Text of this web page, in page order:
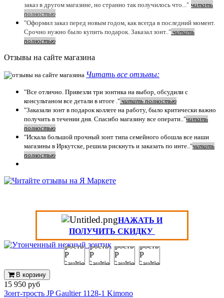
заказ в другом магазине, но странно так получилось что..." читать
полностью
"Оформил заказ перед новым годом, как всегда в последний момент.
Срочно нужно было купить подарок. Заказал зонт.." читать
полностью
Отзывы на сайте магазина
Читать все отзывы:
"Все отлично. Привезли три зонтика на выбор, обсудили с
консультаном все детали в итоге ." читать полностью
"Заказали зонт в подарок коллеге на работу, было критически важно
получить в течении дня. Спасибо магазину все операти.."читать
полностью
"Искала большой прочный зонт типа семейного обошла все наши
магазины в Иркутске, решила рискнуть и заказать по инте.."читать
полностью
НАЖАТЬ И
ПОЛУЧИТЬ СКИДКУ
В корзину
15 950 руб
Зонт-трость JP Gaultier 1128-1 Kimono